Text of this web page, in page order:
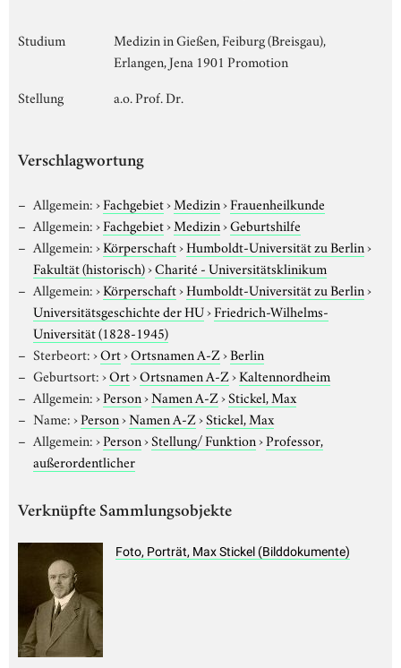
Studium
Medizin in Gießen, Feiburg (Breisgau),
Erlangen, Jena 1901 Promotion
Stellung
a.o. Prof. Dr.
Verschlagwortung
Allgemein:›Fachgebiet›Medizin›Frauenheilkunde
Allgemein:›Fachgebiet›Medizin›Geburtshilfe
Allgemein:›Körperschaft›Humboldt-Universität zu Berlin›
Fakultät (historisch)›Charité - Universitätsklinikum
Allgemein:›Körperschaft›Humboldt-Universität zu Berlin›
Universitätsgeschichte der HU›Friedrich-Wilhelms-
Universität (1828-1945)
Sterbeort:›Ort›Ortsnamen A-Z›Berlin
Geburtsort:›Ort›Ortsnamen A-Z›Kaltennordheim
Allgemein:›Person›Namen A-Z›Stickel, Max
Name:›Person›Namen A-Z›Stickel, Max
Allgemein:›Person›Stellung/ Funktion›Professor,
außerordentlicher
Verknüpfte Sammlungsobjekte
Foto, Porträt, Max Stickel (Bilddokumente)